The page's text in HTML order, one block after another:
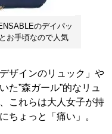
のデイパッ
お手頃なので人気
ザインのリュック」や
た”森ガール”的なリュ
これらは大人女子が持
ちょっと「痛い」。